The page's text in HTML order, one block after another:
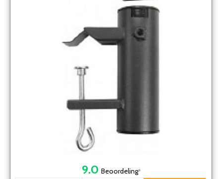
9.0 Beoordeling*